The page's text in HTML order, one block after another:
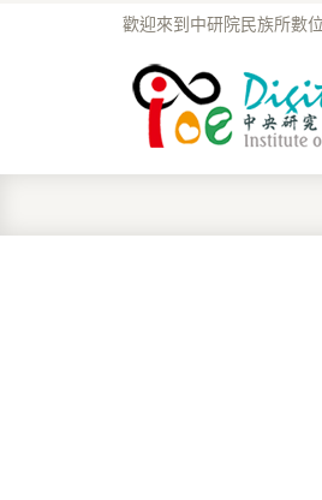
歡迎來到中研院民族所數